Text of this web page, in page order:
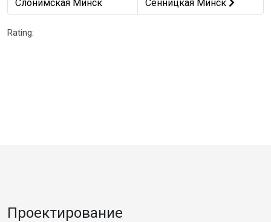
Слонимская Минск
Сенницкая Минск
Rating:
Проектирование